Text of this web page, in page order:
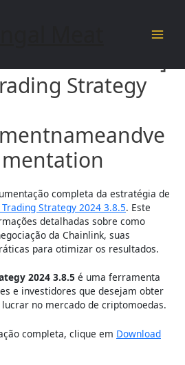
Strategy
completa da estratégia de
Strategy 2024 3.8.5. Este
detalhadas sobre como
da Chainlink, suas
para otimizar os resultados.
2024 3.8.5 é uma ferramenta
e investidores que desejam obter
no mercado de criptomoedas.
completa, clique em Download